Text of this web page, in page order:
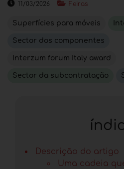
11/03/2026 Feiras
Superfícies para móveis
Sector dos componentes
Interzum forum Italy award
Sector da subcontratação
Descrição do artigo
Uma cadeia